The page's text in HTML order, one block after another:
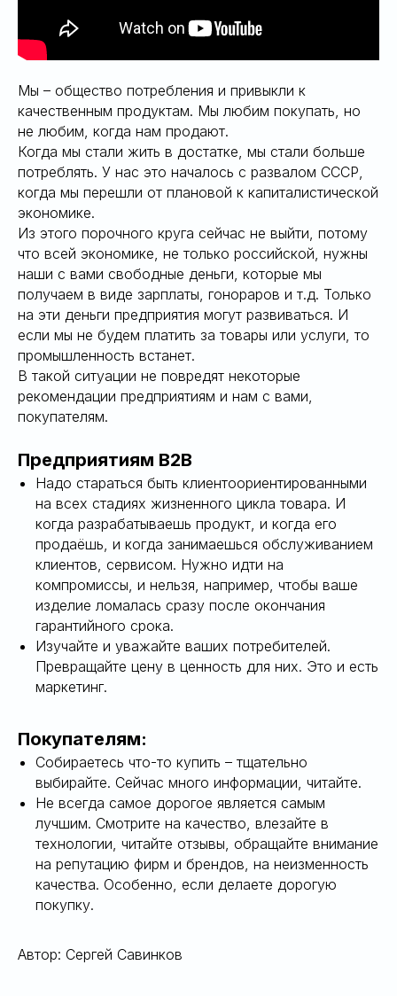
Мы – общество потребления и привыкли к
качественным продуктам. Мы любим покупать, но
не любим, когда нам продают.
Когда мы стали жить в достатке, мы стали больше
потреблять. У нас это началось с развалом СССР,
когда мы перешли от плановой к капиталистической
экономике.
Из этого порочного круга сейчас не выйти, потому
что всей экономике, не только российской, нужны
наши с вами свободные деньги, которые мы
получаем в виде зарплаты, гонораров и т.д. Только
на эти деньги предприятия могут развиваться. И
если мы не будем платить за товары или услуги, то
промышленность встанет.
В такой ситуации не повредят некоторые
рекомендации предприятиям и нам с вами,
покупателям.
Предприятиям B2B
Надо стараться быть клиентоориентированными
на всех стадиях жизненного цикла товара. И
когда разрабатываешь продукт, и когда его
продаёшь, и когда занимаешься обслуживанием
клиентов, сервисом. Нужно идти на
компромиссы, и нельзя, например, чтобы ваше
изделие ломалась сразу после окончания
гарантийного срока.
Изучайте и уважайте ваших потребителей.
Превращайте цену в ценность для них. Это и есть
маркетинг.
Покупателям:
Собираетесь что-то купить – тщательно
выбирайте. Сейчас много информации, читайте.
Не всегда самое дорогое является самым
лучшим. Смотрите на качество, влезайте в
технологии, читайте отзывы, обращайте внимание
на репутацию фирм и брендов, на неизменность
качества. Особенно, если делаете дорогую
покупку.
Автор: Сергей Савинков